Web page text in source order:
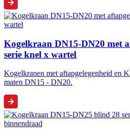
Kogelkraan DN15-DN20 met
serie knel x wartel
Kogelkranen met aftapgelegenheid en
maten DN15 - DN20.